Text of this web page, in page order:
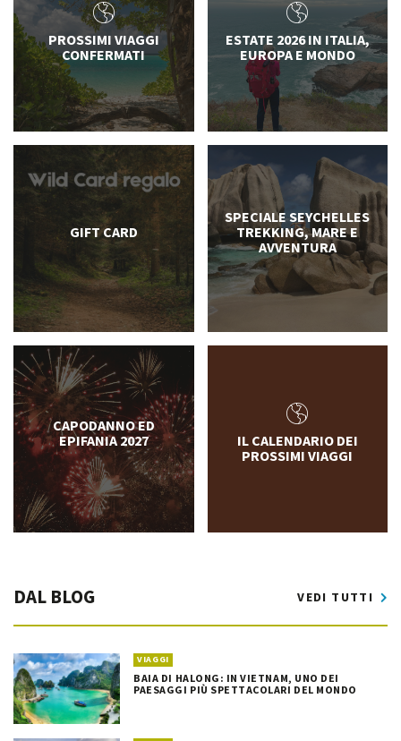
PROSSIMI VIAGGI
CONFERMATI
ESTATE 2026 IN ITALIA,
EUROPA E MONDO
GIFT CARD
SPECIALE SEYCHELLES
TREKKING, MARE E
AVVENTURA
CAPODANNO ED
EPIFANIA 2027
IL CALENDARIO DEI
PROSSIMI VIAGGI
DAL BLOG VEDI TUTTI
VIAGGI
BAIA DI HALONG: IN VIETNAM, UNO DEI
PAESAGGI PIÙ SPETTACOLARI DEL MONDO